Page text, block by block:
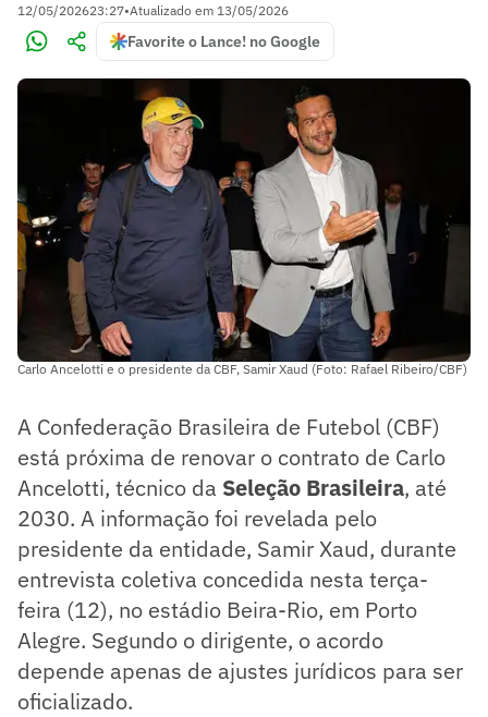
12/05/202623:27•Atualizado em 13/05/2026
Favorite o Lance! no Google
Carlo Ancelotti e o presidente da CBF, Samir Xaud (Foto: Rafael Ribeiro/CBF)
A Confederação Brasileira de Futebol (CBF)
está próxima de renovar o contrato de Carlo
Ancelotti, técnico da Seleção Brasileira, até
2030. A informação foi revelada pelo
presidente da entidade, Samir Xaud, durante
entrevista coletiva concedida nesta terça-
feira (12), no estádio Beira-Rio, em Porto
Alegre. Segundo o dirigente, o acordo
depende apenas de ajustes jurídicos para ser
oficializado.